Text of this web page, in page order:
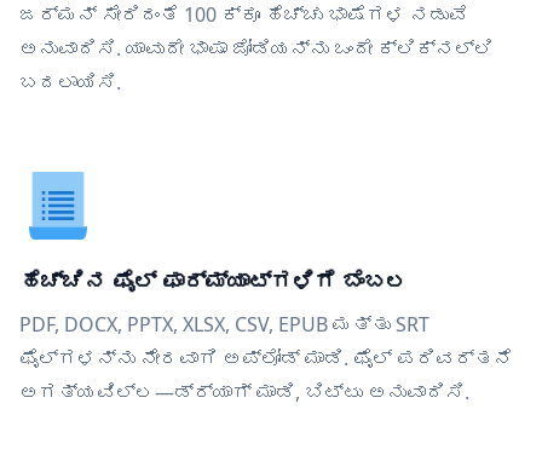
ಜರ್ಮನ್ ಸೇರಿದಂತೆ 100 ಕ್ಕೂ ಹೆಚ್ಚು ಭಾಷೆಗಳ ನಡುವೆ
ಅನುವಾದಿಸಿ. ಯಾವುದೇ ಭಾಷಾ ಜೋಡಿಯನ್ನು ಒಂದೇ ಕ್ಲಿಕ್‌ನಲ್ಲಿ
ಬದಲಾಯಿಸಿ.
ಹೆಚ್ಚಿನ ಫೈಲ್ ಫಾರ್ಮ್ಯಾಟ್‌ಗಳಿಗೆ ಬೆಂಬಲ
PDF, DOCX, PPTX, XLSX, CSV, EPUB ಮತ್ತು SRT
ಫೈಲ್‌ಗಳನ್ನು ನೇರವಾಗಿ ಅಪ್ಲೋಡ್ ಮಾಡಿ. ಫೈಲ್ ಪರಿವರ್ತನೆ
ಅಗತ್ಯವಿಲ್ಲ—ಡ್ರ್ಯಾಗ್ ಮಾಡಿ, ಬಿಟ್ಟು ಅನುವಾದಿಸಿ.